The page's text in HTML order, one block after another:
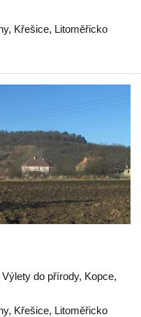
, Křešice, Litoměřicko
do přírody, Kopce,
, Křešice, Litoměřicko